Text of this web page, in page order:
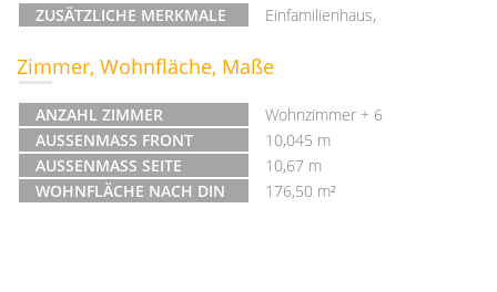
ZUSÄTZLICHE MERKMALE
Einfamilienhaus,
Zimmer, Wohnfläche, Maße
ANZAHL ZIMMER
Wohnzimmer + 6
AUSSENMASS FRONT
10,045 m
AUSSENMASS SEITE
10,67 m
WOHNFLÄCHE NACH DIN
176,50 m²